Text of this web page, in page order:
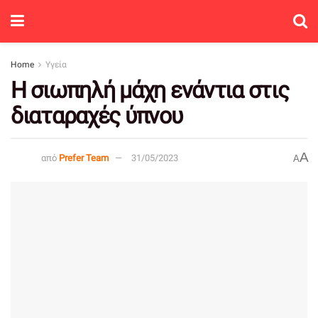
Home Υγεία
Η σιωπηλή μάχη ενάντια στις
διαταραχές ύπνου
από Prefer Team 31/05/2023 AA